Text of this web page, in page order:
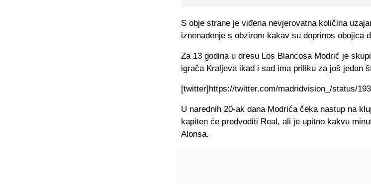
S obje strane je viđena nevjerovatna količina
iznenađenje s obzirom kakav su doprinos obojica
Za 13 godina u dresu Los Blancosa Modrić je
igrača Kraljeva ikad i sad ima priliku za još jedan
[twitter]https://twitter.com/madridvision_/status/
U narednih 20-ak dana Modrića čeka nastup na
kapiten će predvoditi Real, ali je upitno kakvu
Alonsa.